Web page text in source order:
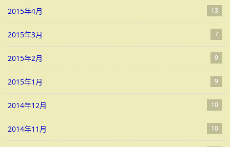
2015年4月 13
2015年3月 7
2015年2月 9
2015年1月 9
2014年12月 10
2014年11月 10